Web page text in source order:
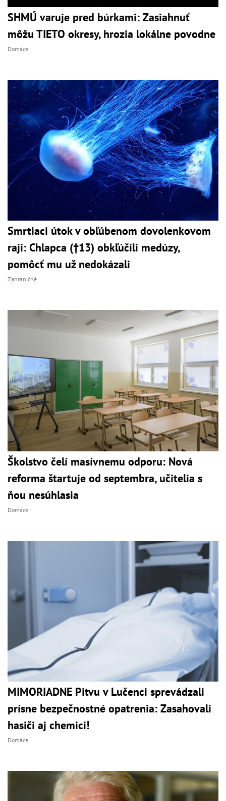
SHMÚ varuje pred búrkami: Zasiahnuť
môžu TIETO okresy, hrozia lokálne povodne
Domáce
Smrtiaci útok v obľúbenom dovolenkovom
raji: Chlapca (†13) obkľúčili medúzy,
pomôcť mu už nedokázali
Zahraničné
Školstvo čelí masívnemu odporu: Nová
reforma štartuje od septembra, učitelia s
ňou nesúhlasia
Domáce
MIMORIADNE Pitvu v Lučenci sprevádzali
prísne bezpečnostné opatrenia: Zasahovali
hasiči aj chemici!
Domáce